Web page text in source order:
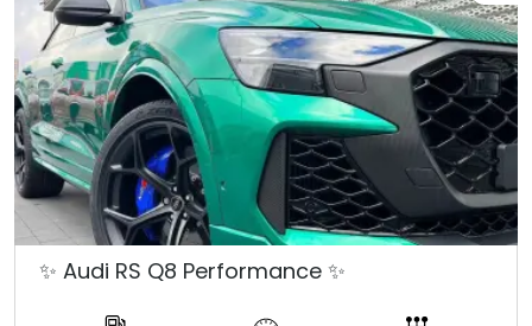
✨ Audi RS Q8 Performance ✨